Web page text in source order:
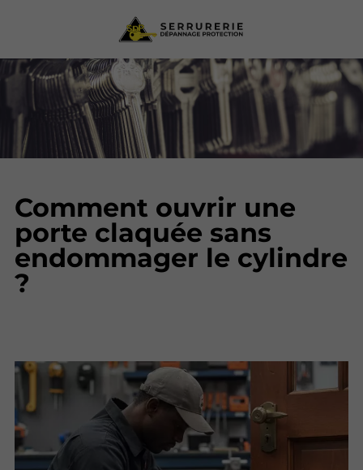
Comment ouvrir une
porte claquée sans
endommager le cylindre
?